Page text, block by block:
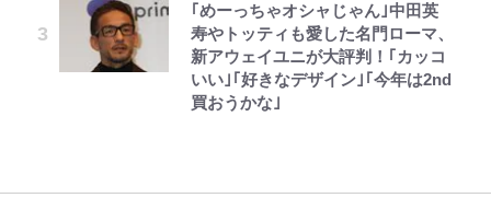
｢めーっちゃオシャじゃん｣中田英
寿やトッティも愛した名門ローマ、
新アウェイユニが大評判！｢カッコ
いい｣｢好きなデザイン｣｢今年は2nd
買おうかな｣
映画監督作『僕は瞳に恋してる』
アを棚卸し！ “ウルトラライト” 目
指した「自分スタイル」再構築でわ
かった「本当に必要な7つの道具」
とは
も感動